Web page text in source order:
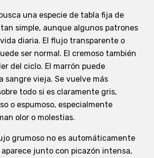
una especie de tabla fija de
tan simple, aunque algunos patrones
diaria. El flujo transparente o
ser normal. El cremoso también
del ciclo. El marrón puede
sangre vieja. Se vuelve más
todo si es claramente gris,
o espumoso, especialmente
olor o molestias.
grumoso no es automáticamente
junto con picazón intensa,